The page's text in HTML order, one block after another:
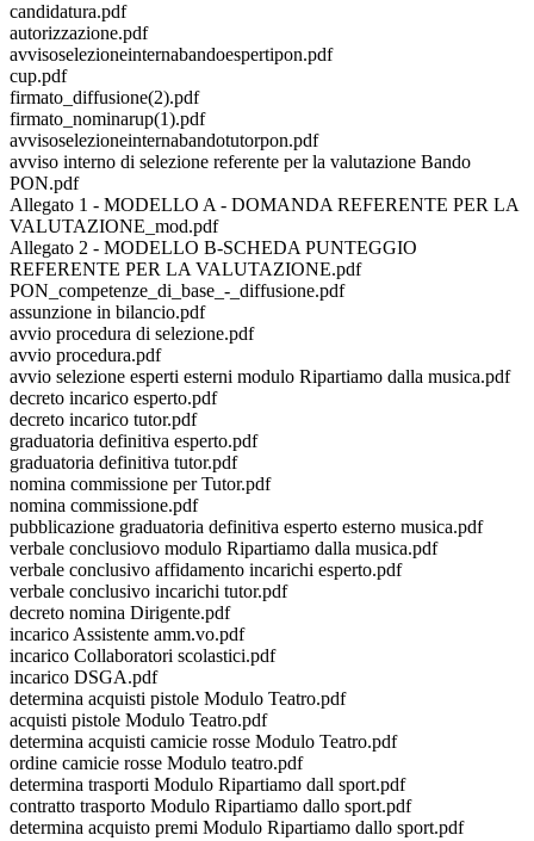
candidatura.pdf
autorizzazione.pdf
avvisoselezioneinternabandoespertipon.pdf
cup.pdf
firmato_diffusione(2).pdf
firmato_nominarup(1).pdf
avvisoselezioneinternabandotutorpon.pdf
avviso interno di selezione referente per la valutazione Bando
PON.pdf
Allegato 1 - MODELLO A - DOMANDA REFERENTE PER LA
VALUTAZIONE_mod.pdf
Allegato 2 - MODELLO B-SCHEDA PUNTEGGIO
REFERENTE PER LA VALUTAZIONE.pdf
PON_competenze_di_base_-_diffusione.pdf
assunzione in bilancio.pdf
avvio procedura di selezione.pdf
avvio procedura.pdf
avvio selezione esperti esterni modulo Ripartiamo dalla musica.pdf
decreto incarico esperto.pdf
decreto incarico tutor.pdf
graduatoria definitiva esperto.pdf
graduatoria definitiva tutor.pdf
nomina commissione per Tutor.pdf
nomina commissione.pdf
pubblicazione graduatoria definitiva esperto esterno musica.pdf
verbale conclusiovo modulo Ripartiamo dalla musica.pdf
verbale conclusivo affidamento incarichi esperto.pdf
verbale conclusivo incarichi tutor.pdf
decreto nomina Dirigente.pdf
incarico Assistente amm.vo.pdf
incarico Collaboratori scolastici.pdf
incarico DSGA.pdf
determina acquisti pistole Modulo Teatro.pdf
acquisti pistole Modulo Teatro.pdf
determina acquisti camicie rosse Modulo Teatro.pdf
ordine camicie rosse Modulo teatro.pdf
determina trasporti Modulo Ripartiamo dall sport.pdf
contratto trasporto Modulo Ripartiamo dallo sport.pdf
determina acquisto premi Modulo Ripartiamo dallo sport.pdf